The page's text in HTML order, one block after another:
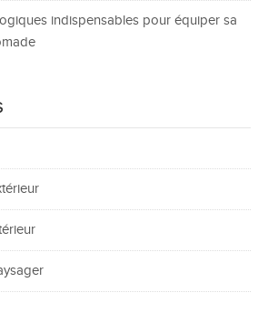
indispensables pour équiper sa